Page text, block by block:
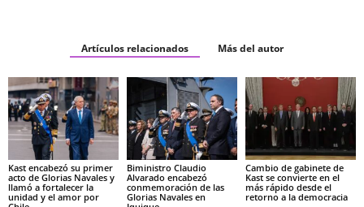
Artículos relacionados Más del autor
Kast encabezó su primer
acto de Glorias Navales y
llamó a fortalecer la
unidad y el amor por
Biministro Claudio
Alvarado encabezó
conmemoración de las
Glorias Navales en
Cambio de gabinete de
Kast se convierte en el
más rápido desde el
retorno a la democracia